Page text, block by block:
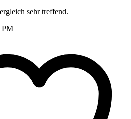
sehr treffend.
PM